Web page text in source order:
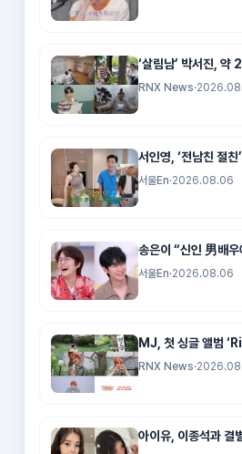
‘살림남’ 박서진, 약
RNX News·
서인영, ‘전남친 절
서울En·2026.08.06
송은이 “신인 男배
서울En·2026.08.06
MJ, 첫 싱글 앨범
RNX News·
아이유, 이종석과 결